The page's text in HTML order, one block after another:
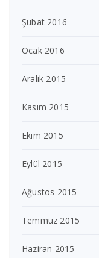
Şubat 2016
Ocak 2016
Aralık 2015
Kasım 2015
Ekim 2015
Eylül 2015
Ağustos 2015
Temmuz 2015
Haziran 2015